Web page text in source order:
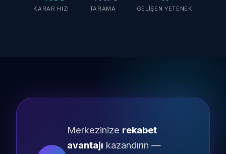
KARAR HIZI TARAMA GELIŞEN YETENEK
Merkezinize rekabet
avantajı kazandırın —